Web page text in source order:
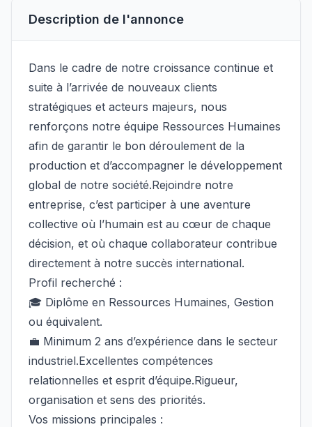
Description de l'annonce
Dans le cadre de notre croissance continue et
suite à l’arrivée de nouveaux clients
stratégiques et acteurs majeurs, nous
renforçons notre équipe Ressources Humaines
afin de garantir le bon déroulement de la
production et d’accompagner le développement
global de notre société.Rejoindre notre
entreprise, c’est participer à une aventure
collective où l’humain est au cœur de chaque
décision, et où chaque collaborateur contribue
directement à notre succès international.
Profil recherché :
🎓 Diplôme en Ressources Humaines, Gestion
ou équivalent.
💼 Minimum 2 ans d’expérience dans le secteur
industriel.Excellentes compétences
relationnelles et esprit d’équipe.Rigueur,
organisation et sens des priorités.
Vos missions principales :